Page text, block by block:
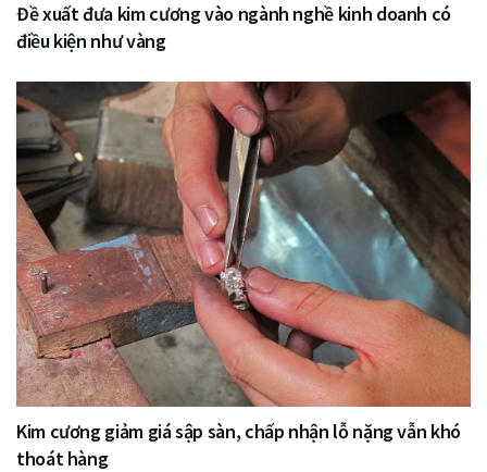
Đề xuất đưa kim cương vào ngành nghề kinh doanh có
điều kiện như vàng
Kim cương giảm giá sập sàn, chấp nhận lỗ nặng vẫn khó
thoát hàng